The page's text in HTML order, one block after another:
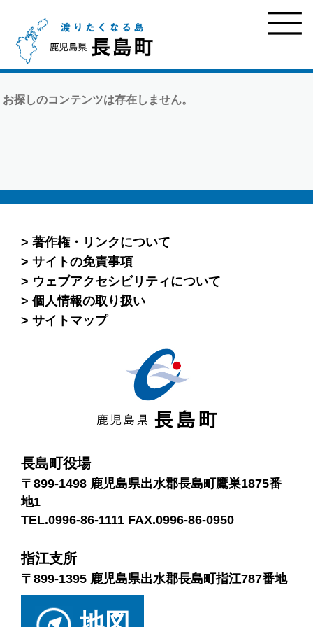
お探しのコンテンツは存在しません。
著作権・リンクについて
サイトの免責事項
ウェブアクセシビリティについて
個人情報の取り扱い
サイトマップ
長島町役場
〒899-1498 鹿児島県出水郡長島町鷹巣1875番
地1
TEL.0996-86-1111 FAX.0996-86-0950
指江支所
〒899-1395 鹿児島県出水郡長島町指江787番地